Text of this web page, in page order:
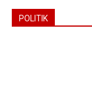
POLITIK